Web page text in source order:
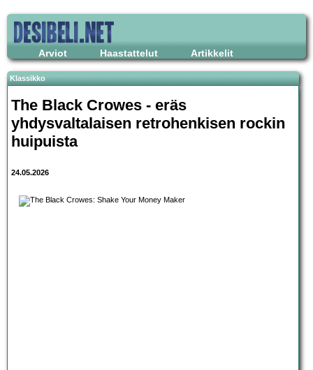
Arviot Haastattelut Artikkelit
Klassikko
The Black Crowes - eräs
yhdysvaltalaisen retrohenkisen rockin
huipuista
24.05.2026